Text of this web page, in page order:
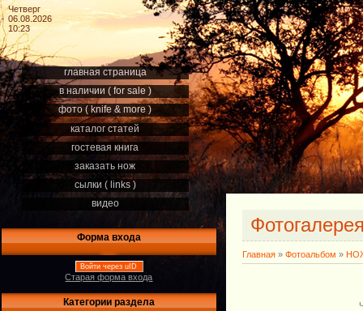
Четверг
06.08.2026
10:23
главная страница
в наличии ( for sale )
фото ( knife & more )
каталог статей
гостевая книга
заказать нож
сылки ( links )
видео
Форма входа
Войти через uID
Старая форма входа
Категории раздела
Главная » Фотоальбом »